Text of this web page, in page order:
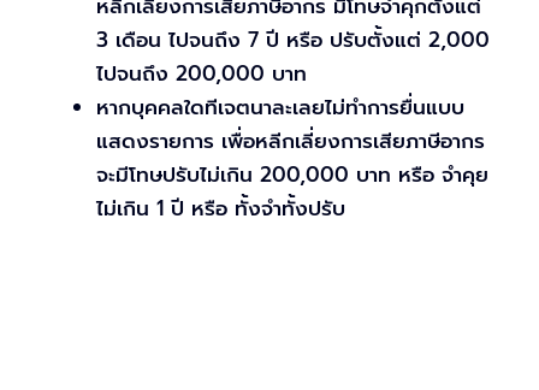
หลีกเลี่ยงการเสียภาษีอากร มีโทษจำคุกตั้งแต่
3 เดือน ไปจนถึง 7 ปี หรือ ปรับตั้งแต่ 2,000
ไปจนถึง 200,000 บาท
หากบุคคลใดทีเจตนาละเลยไม่ทำการยื่นแบบ
แสดงรายการ เพื่อหลีกเลี่ยงการเสียภาษีอากร
จะมีโทษปรับไม่เกิน 200,000 บาท หรือ จำคุย
ไม่เกิน 1 ปี หรือ ทั้งจำทั้งปรับ